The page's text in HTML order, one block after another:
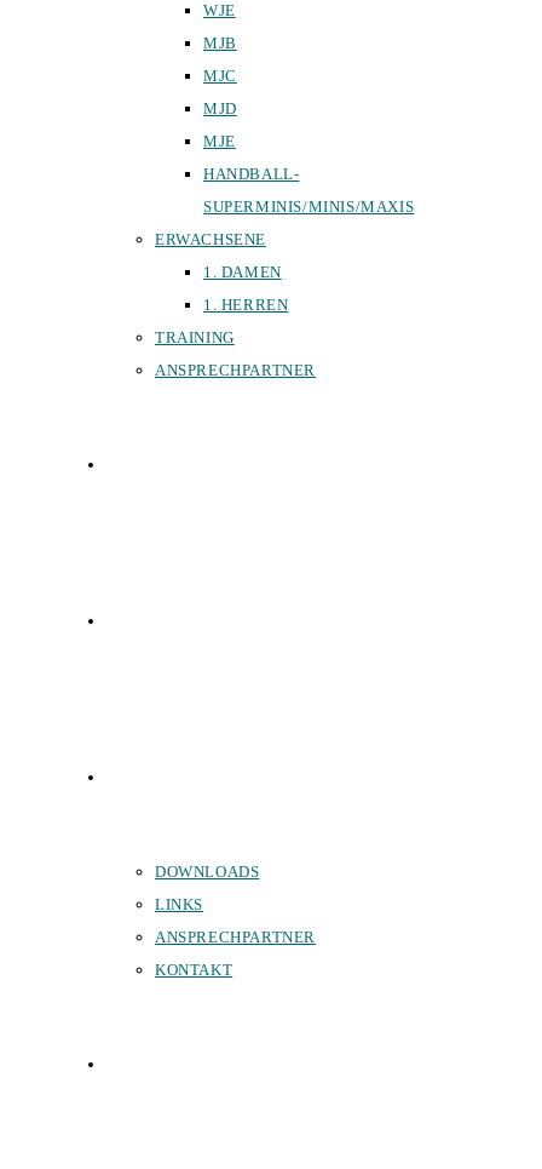
WJE
MJB
MJC
MJD
MJE
HANDBALL-
SUPERMINIS/MINIS/MAXIS
ERWACHSENE
1. DAMEN
1. HERREN
TRAINING
ANSPRECHPARTNER
DOWNLOADS
LINKS
ANSPRECHPARTNER
KONTAKT